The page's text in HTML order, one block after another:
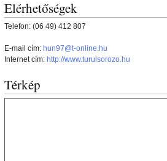
Elérhetőségek
Telefon: (06 49) 412 807
E-mail cím: hun97@t-online.hu
Internet cím: http://www.turulsorozo.hu
Térkép